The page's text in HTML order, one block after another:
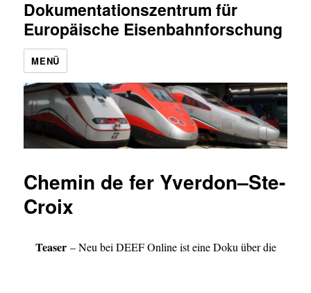
Dokumentationszentrum für
Europäische Eisenbahnforschung
MENÜ
Chemin de fer Yverdon–Ste-
Croix
Teaser– Neu bei DEEF Online ist eine Doku über die